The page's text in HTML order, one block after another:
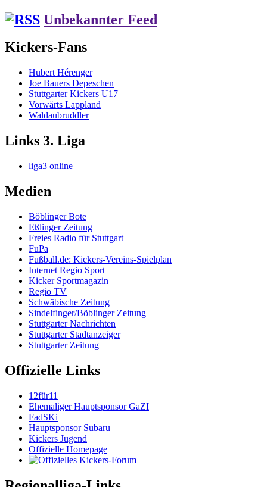
Unbekannter Feed
Kickers-Fans
Hubert Hérenger
Joe Bauers Depeschen
Stuttgarter Kickers U17
Vorwärts Lappland
Waldaubruddler
Links 3. Liga
liga3 online
Medien
Böblinger Bote
Eßlinger Zeitung
Freies Radio für Stuttgart
FuPa
Fußball.de: Kickers-Vereins-Spielplan
Internet Regio Sport
Kicker Sportmagazin
Regio TV
Schwäbische Zeitung
Sindelfinger/Böblinger Zeitung
Stuttgarter Nachrichten
Stuttgarter Stadtanzeiger
Stuttgarter Zeitung
Offizielle Links
12für11
Ehemaliger Hauptsponsor GaZI
FadSKi
Hauptsponsor Subaru
Kickers Jugend
Offizielle Homepage